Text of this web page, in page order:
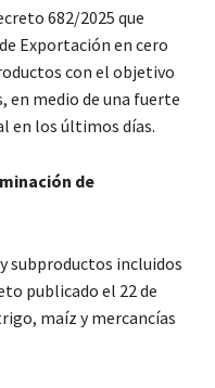
682/2025 que
Exportación en cero
con el objetivo
en medio de una fuerte
en los últimos días.
de
subproductos incluidos
publicado el 22 de
maíz y mercancías